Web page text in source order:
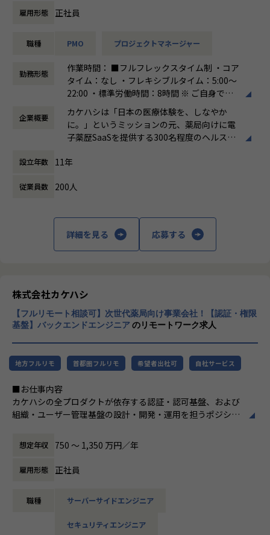
■ポジションの魅力
・「正解」を創る手応え
供給体制を構築できます。
・社会的意義の高さ
あなたが届けたデバイスが、全国の薬剤師と患者さんの体験
を変える基盤になります。
・多角化する事業のデリバリー統括へ
カケハシグループの事業拡大に伴い、管理するデバイスの種
個別の運用管理に留まらず、グループ全体のデリバリー体制
より難易度の高い仕組みづくりに挑戦いただけるキャリアパ
【チーム構成】
・マネージャー1名
・チーフ1名
【業務の変更の範囲】
会社の規定に準ずる
また、将来的には、そこで得られた知見を活かし、今後も追
加される新サービスにおいても
り効率的な導入フローを確立していく役割も期待されます。
【具体的には】
・主に大手法人様向けの案件における、提案フェーズにおけ
る要件整理や、ご提案資料の作成に参画。
・サービス導入プロジェクトにおける、主にシステム・技術
面でのプロジェクト支援。
プロジェクトを円滑に遂行するために経営陣を含む関連す
（プロダクトチーム、ビジネス部門、オペレーション部
・大規模導入をより高度化していくための業務フローの策
カケハシではクラウド電子薬歴・服薬指導システム「Musub
在庫管理」といったプロダクト群に加えて、
M&Aにより様々なサービスがラインナップが加わるなど、マ
ルチプロダクト戦略を進めています。
どに対して高品質で効率的にご提供する重要性がますます高
さらに、そうしたノウハウを、今後も追加されていく新サー
ビスなどへも活用できるよう、サービスオペレーションを標
準化していく取り組みも加速させる必要があります。
■本ポジションの魅力
・大手法人様の大規模導入プロジェクトを支援するPMOとし
て携わり、組織横断的な連携を支援する、プロジェクトの成
・お客様との折衝だけでなく、社内の各チームと連携し、幅
ルを活かせます。
雇用形態 正社員
職種 PMO プロジェクトマネージャー
勤務形態
作業時間： ■フルフレックスタイム制 ・コア
タイム：なし ・フレキシブルタイム：5:00～
22:00 ・標準労働時間：8時間 ※ ご自身で働
く時間を選択していただけます。
働き方：フルフレックス制
時間外労働の有無： 有（月平均20時間）
休憩時間： 60分
企業概要
カケハシは「日本の医療体験を、しなやか
に。」というミッションの元、薬局向けに電
子薬歴SaaSを提供する300名程度のヘルスケ
国で約5万5千店）存在する薬局ですが、まだ
に成長可能性が高いマーケットでもありま
す。
患者の健康に寄り添える場所として、薬局か
業にも取り組み始めています。
#薬局体験アシスタント｜Musubi
#薬局経営”見える化”クラウド｜Musubi Insi
ght
＃医薬品在庫管理・発注システム｜Musubi A
＃薬局・薬剤師コミュニティ｜MusuViva!
設立年数 11年
従業員数 200人
詳細を見る 応募する
株式会社カケハシ
【フルリモート相談可】次世代薬局向け事業会社！【認証・権限
基盤】バックエンドエンジニアのリモートワーク求人
地方フルリモ 首都圏フルリモ 希望者出社可 自社サービス
■お仕事内容
カケハシの全プロダクトが依存する認証・認可基盤、および
組織・ユーザー管理基盤の設計・開発・運用を担うポジショ
プロダクトマネージャ、デザイナー、エンジニアと共に、バ
ックエンドの専門家として開発をリードしていただきます。
全プロダクトに統一されたセキュリティと認証体験を届ける
書基盤、
安心して使えるプロダクトを支える基盤を開発します。
想定年収 750 〜 1,350 万円／年
雇用形態 正社員
職種 サーバーサイドエンジニア
セキュリティエンジニア